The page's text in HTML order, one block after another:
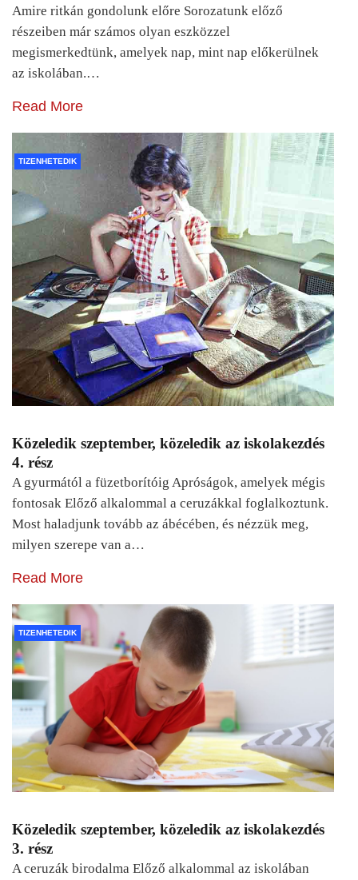
Amire ritkán gondolunk előre Sorozatunk előző
részeiben már számos olyan eszközzel
megismerkedtünk, amelyek nap, mint nap előkerülnek
az iskolában.…
Read More
TIZENHETEDIK
Közeledik szeptember, közeledik az iskolakezdés
4. rész
A gyurmától a füzetborítóig Apróságok, amelyek mégis
fontosak Előző alkalommal a ceruzákkal foglalkoztunk.
Most haladjunk tovább az ábécében, és nézzük meg,
milyen szerepe van a…
Read More
TIZENHETEDIK
Közeledik szeptember, közeledik az iskolakezdés
3. rész
A ceruzák birodalma Előző alkalommal az iskolában